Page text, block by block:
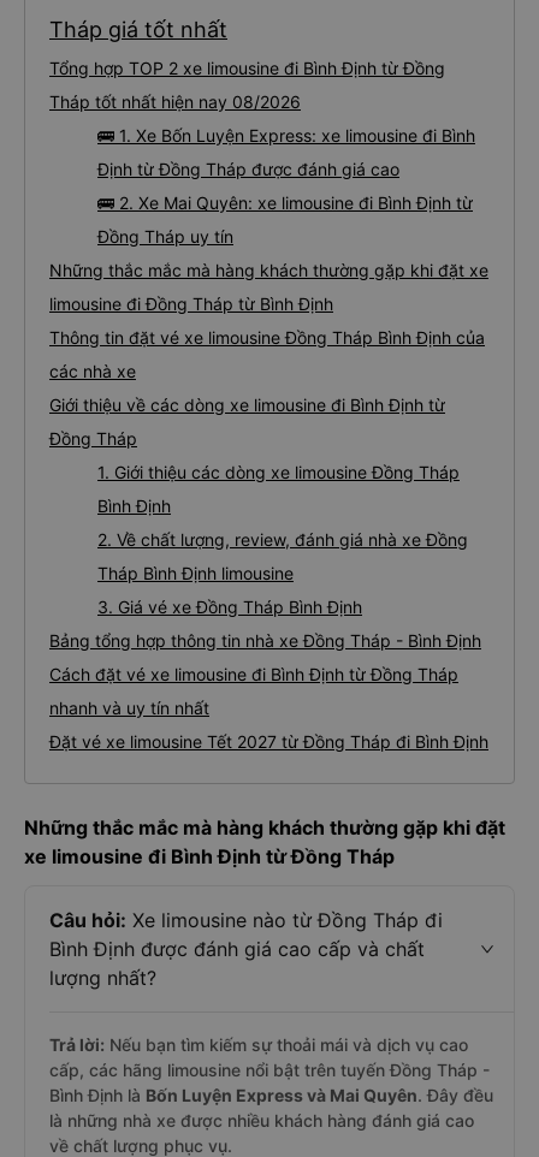
Tháp giá tốt nhất
Tổng hợp TOP 2 xe limousine đi Bình Định từ Đồng
Tháp tốt nhất hiện nay 08/2026
🚌 1. Xe Bốn Luyện Express: xe limousine đi Bình
Định từ Đồng Tháp được đánh giá cao
🚌 2. Xe Mai Quyên: xe limousine đi Bình Định từ
Đồng Tháp uy tín
Những thắc mắc mà hàng khách thường gặp khi đặt xe
limousine đi Đồng Tháp từ Bình Định
Thông tin đặt vé xe limousine Đồng Tháp Bình Định của
các nhà xe
Giới thiệu về các dòng xe limousine đi Bình Định từ
Đồng Tháp
1. Giới thiệu các dòng xe limousine Đồng Tháp
Bình Định
2. Về chất lượng, review, đánh giá nhà xe Đồng
Tháp Bình Định limousine
3. Giá vé xe Đồng Tháp Bình Định
Bảng tổng hợp thông tin nhà xe Đồng Tháp - Bình Định
Cách đặt vé xe limousine đi Bình Định từ Đồng Tháp
nhanh và uy tín nhất
Đặt vé xe limousine Tết 2027 từ Đồng Tháp đi Bình Định
Những thắc mắc mà hàng khách thường gặp khi đặt
xe limousine đi Bình Định từ Đồng Tháp
Câu hỏi: Xe limousine nào từ Đồng Tháp đi
Bình Định được đánh giá cao cấp và chất
lượng nhất?
Trả lời: Nếu bạn tìm kiếm sự thoải mái và dịch vụ cao
cấp, các hãng limousine nổi bật trên tuyến Đồng Tháp -
Bình Định là Bốn Luyện Express và Mai Quyên. Đây đều
là những nhà xe được nhiều khách hàng đánh giá cao
về chất lượng phục vụ.